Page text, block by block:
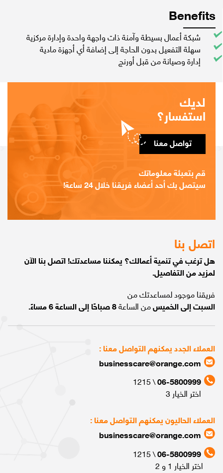
Benefits
شبكة أعمال بسيطة وآمنة ذات واجهة واحدة وإدارة مركزية
سهلة التفعيل بدون الحاجة إلى إضافة أي أجهزة مادية
إدارة وصيانة من قبل أورنج
اتصل بنا
هل ترغب في تنمية أعمالك؟ يمكننا مساعدتك! اتصل بنا الآن
لمزيد من التفاصيل.
فريقنا موجود لمساعدتك من
السبت إلى الخميسمن الساعة8 صباحًا إلى الساعة 6 مساءً.
العملاء الجدد يمكنهم التواصل معنا :
businesscare@orange.com
06-5800999
\ 1215
اختر الخيار 3
العملاء الحاليون يمكنهم التواصل معنا :
businesscare@orange.com
06-5800999
\ 1215
اختر الخيار 1 و 2
لديك
استفسار؟
تواصل معنا
قم بتعبئة معلوماتك
سيتصل بك أحد أعضاء فريقنا خلال 24 ساعة!